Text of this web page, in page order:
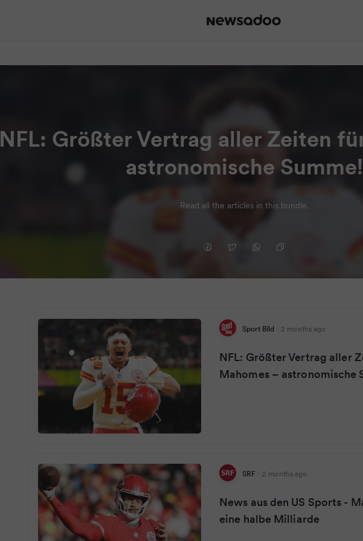
NFL: Größter Vertrag aller Zeiten
astronomische Summe!
Read all the articles in this bundle.
Sport Bild · 2 months ago
NFL: Größter Vertrag aller
Mahomes – astronomische
SRF · 2 months ago
News aus den US Sports -
eine halbe Milliarde